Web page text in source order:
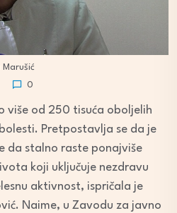
Marušić
0
više od 250 tisuća oboljelih
Pretpostavlja se da je
da stalno raste ponajviše
koji uključuje nezdravu
aktivnost, ispričala je
Naime, u Zavodu za javno